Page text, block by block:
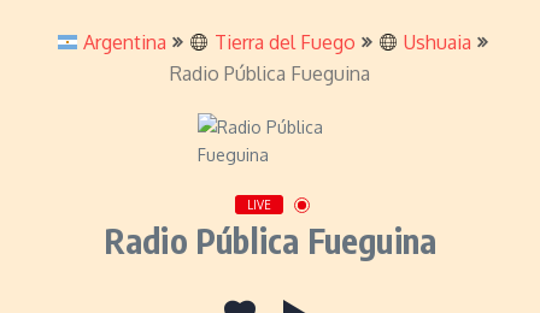
Argentina Tierra del Fuego
Ushuaia
Radio Pública Fueguina
LIVE
Radio Pública Fueguina